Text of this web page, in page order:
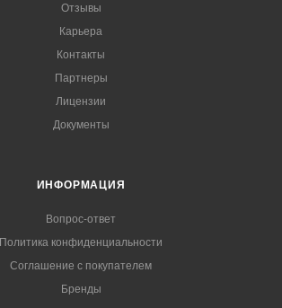
Отзывы
Карьера
Контакты
Партнеры
Лицензии
Документы
ИНФОРМАЦИЯ
Вопрос-ответ
Политика конфиденциальности
Соглашение с покупателем
Бренды